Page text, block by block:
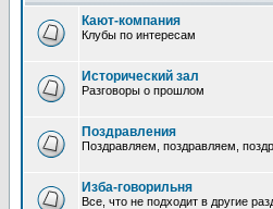
Кают-компания
Клубы по интересам
Исторический зал
Разговоры о прошлом
Поздравления
Поздравляем, поздравляем,
Изба-говорильня
Все, что не подходит в другие